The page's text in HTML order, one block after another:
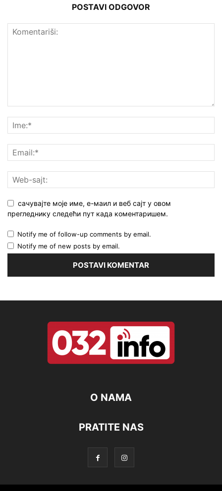
POSTAVI ODGOVOR
сачувајте моје име, е-маил и веб сајт у овом
прегледнику следећи пут када коментаришем.
Notify me of follow-up comments by email.
Notify me of new posts by email.
O NAMA
PRATITE NAS